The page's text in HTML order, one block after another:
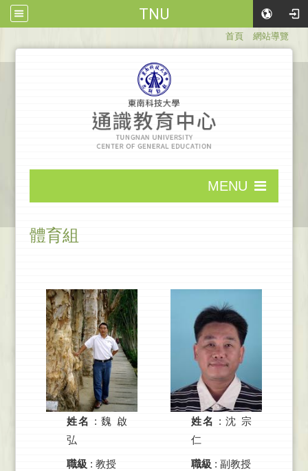
TNU
首頁 網站導覽
MENU
體育組
姓名 :魏 啟
弘
職級 : 教授
姓名 : 沈 宗
仁
職級 : 副教授